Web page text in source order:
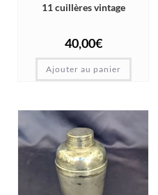
11 cuillères vintage
40,00€
Ajouter au panier